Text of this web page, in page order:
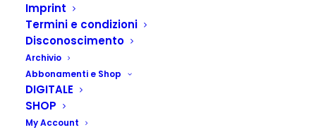
Imprint
Termini e condizioni
Disconoscimento
Archivio
Abbonamenti e Shop
DIGITALE
SHOP
My Account